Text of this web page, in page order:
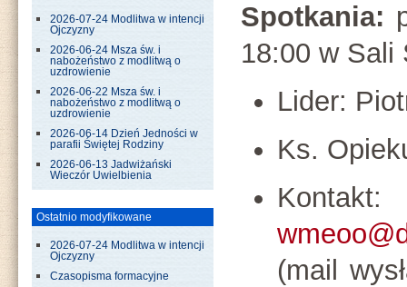
2026-07-24 Modlitwa w intencji
Ojczyzny
2026-06-24 Msza św. i
nabożeństwo z modlitwą o
uzdrowienie
2026-06-22 Msza św. i
nabożeństwo z modlitwą o
uzdrowienie
2026-06-14 Dzień Jedności w
parafii Świętej Rodziny
2026-06-13 Jadwiżański
Wieczór Uwielbienia
Ostatnio modyfikowane
2026-07-24 Modlitwa w intencji
Ojczyzny
Czasopisma formacyjne
Spotkania:
18:00 w Sali
Lider:
Ks.
Kontakt:
(mail